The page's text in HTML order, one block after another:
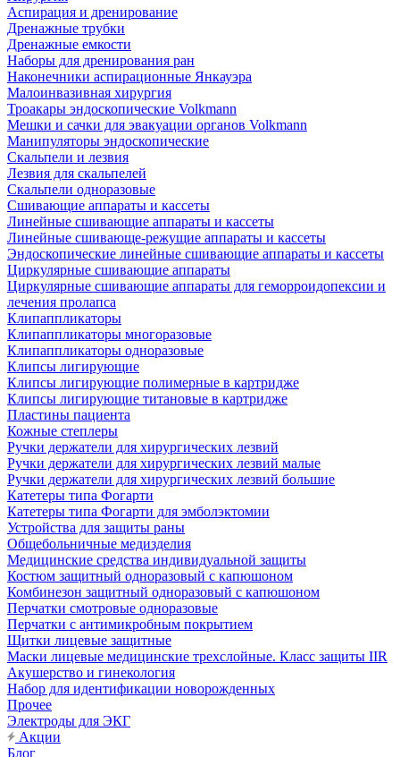
Аспирация и дренирование
Дренажные трубки
Дренажные емкости
Наборы для дренирования ран
Наконечники аспирационные Янкауэра
Малоинвазивная хирургия
Троакары эндоскопические Volkmann
Мешки и сачки для эвакуации органов Volkmann
Манипуляторы эндоскопические
Скальпели и лезвия
Лезвия для скальпелей
Скальпели одноразовые
Сшивающие аппараты и кассеты
Линейные сшивающие аппараты и кассеты
Линейные сшивающе-режущие аппараты и кассеты
Эндоскопические линейные сшивающие аппараты и кассеты
Циркулярные сшивающие аппараты
Циркулярные сшивающие аппараты для геморроидопексии и
лечения пролапса
Клипаппликаторы
Клипаппликаторы многоразовые
Клипаппликаторы одноразовые
Клипсы лигирующие
Клипсы лигирующие полимерные в картридже
Клипсы лигирующие титановые в картридже
Пластины пациента
Кожные степлеры
Ручки держатели для хирургических лезвий
Ручки держатели для хирургических лезвий малые
Ручки держатели для хирургических лезвий большие
Катетеры типа Фогарти
Катетеры типа Фогарти для эмболэктомии
Устройства для защиты раны
Общебольничные медизделия
Медицинские средства индивидуальной защиты
Костюм защитный одноразовый с капюшоном
Комбинезон защитный одноразовый с капюшоном
Перчатки смотровые одноразовые
Перчатки с антимикробным покрытием
Щитки лицевые защитные
Маски лицевые медицинские трехслойные. Класс защиты IIR
Акушерство и гинекология
Набор для идентификации новорожденных
Прочее
Электроды для ЭКГ
Акции
Блог